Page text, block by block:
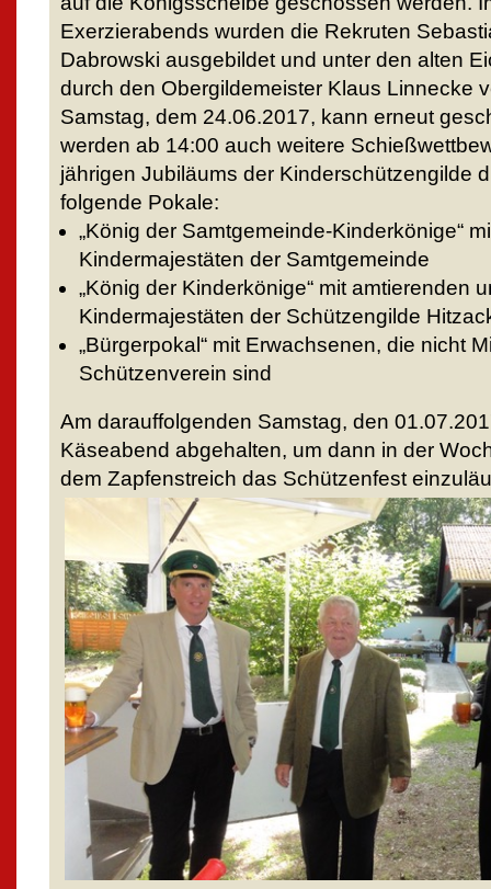
Exerzierabends wurden die Rekruten
Dabrowski ausgebildet und unter den alten
durch den Obergildemeister Klaus Linnecke
Samstag, dem 24.06.2017, kann erneut
werden ab 14:00 auch weitere
jährigen Jubiläums der Kinderschützengilde
folgende Pokale:
„König der Samtgemeinde-Kinderkönige“
Kindermajestäten der Samtgemeinde
„König der Kinderkönige“ mit amtierenden
Kindermajestäten der Schützengilde
„Bürgerpokal“ mit Erwachsenen, die nicht
Schützenverein sind
Am darauffolgenden Samstag, den
Käseabend abgehalten, um dann in der
dem Zapfenstreich das Schützenfest